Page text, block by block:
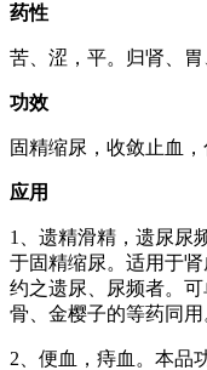
药性
苦、涩，平。归肾、胃
功效
固精缩尿，收敛止血，
应用
1、遗精滑精，遗尿尿
于固精缩尿。适用于
约之遗尿、尿频者。
骨、金樱子的等药同用
2、便血，痔血。本品